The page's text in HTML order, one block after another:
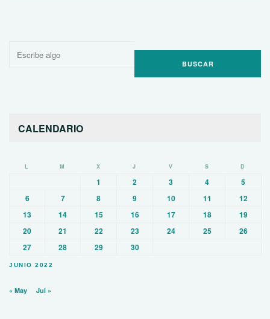
Buscar
CALENDARIO
JUNIO 2022
L M X J V S D
1 2 3 4
5
6
7 8 9 10 11
12
13
14 15 16 17 18
19
20
21 22 23 24 25
26
27
28 29 30
« May Jul »